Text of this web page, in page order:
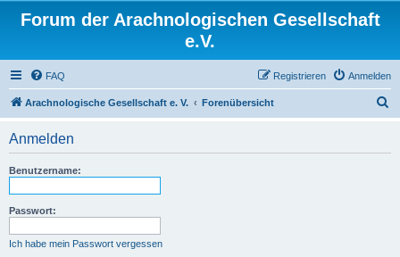
Forum der Arachnologischen Gesellschaft
e.V.
FAQ Anmelden
Registrieren
Arachnologische Gesellschaft e. V. Forenübersicht
Anmelden
Benutzername:
Passwort:
Ich habe mein Passwort vergessen